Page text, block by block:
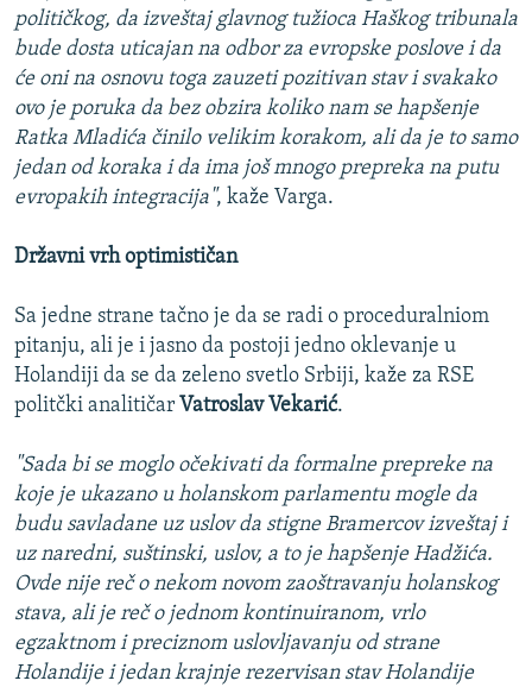
političkog, da izveštaj glavnog tužioca Haškog tribunala
bude dosta uticajan na odbor za evropske poslove i da
će oni na osnovu toga zauzeti pozitivan stav i svakako
ovo je poruka da bez obzira koliko nam se hapšenje
Ratka Mladića činilo velikim korakom, ali da je to samo
jedan od koraka i da ima još mnogo prepreka na putu
evropakih integracija", kaže Varga.
Državni vrh optimističan
Sa jedne strane tačno je da se radi o proceduralniom
pitanju, ali je i jasno da postoji jedno oklevanje u
Holandiji da se da zeleno svetlo Srbiji, kaže za RSE
politčki analitičar Vatroslav Vekarić.
"Sada bi se moglo očekivati da formalne prepreke na
koje je ukazano u holanskom parlamentu mogle da
budu savladane uz uslov da stigne Bramercov izveštaj i
uz naredni, suštinski, uslov, a to je hapšenje Hadžića.
Ovde nije reč o nekom novom zaoštravanju holanskog
stava, ali je reč o jednom kontinuiranom, vrlo
egzaktnom i preciznom uslovljavanju od strane
Holandije i jedan krajnje rezervisan stav Holandije